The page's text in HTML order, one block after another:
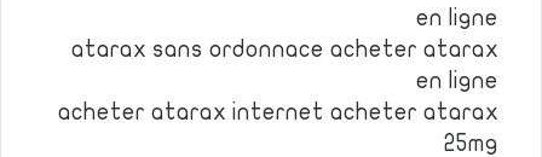
en ligne
atarax sans ordonnace acheter atarax
en ligne
acheter atarax internet acheter atarax
25mg